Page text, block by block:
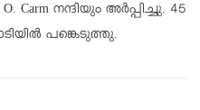
നന്ദിയും അർപ്പിച്ചു. 45
പങ്കെടുത്തു.